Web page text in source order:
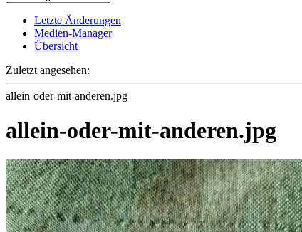
Letzte Änderungen
Medien-Manager
Übersicht
Zuletzt angesehen:
allein-oder-mit-anderen.jpg
allein-oder-mit-anderen.jpg